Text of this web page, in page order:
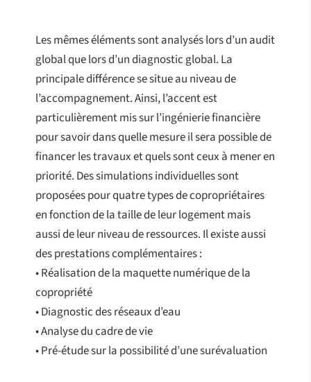
Les mêmes éléments sont analysés lors d’un audit
global que lors d’un diagnostic global. La
principale différence se situe au niveau de
l’accompagnement. Ainsi, l’accent est
particulièrement mis sur l’ingénierie financière
pour savoir dans quelle mesure il sera possible de
financer les travaux et quels sont ceux à mener en
priorité. Des simulations individuelles sont
proposées pour quatre types de copropriétaires
en fonction de la taille de leur logement mais
aussi de leur niveau de ressources. Il existe aussi
des prestations complémentaires :
• Réalisation de la maquette numérique de la
copropriété
• Diagnostic des réseaux d’eau
• Analyse du cadre de vie
• Pré-étude sur la possibilité d’une surévaluation